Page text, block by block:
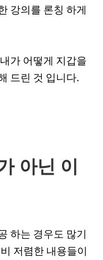
강의를 론칭 하게
가 어떻게 지갑을
드린 것 입니다.
아닌 이
하는 경우도 많기
저렴한 내용들이